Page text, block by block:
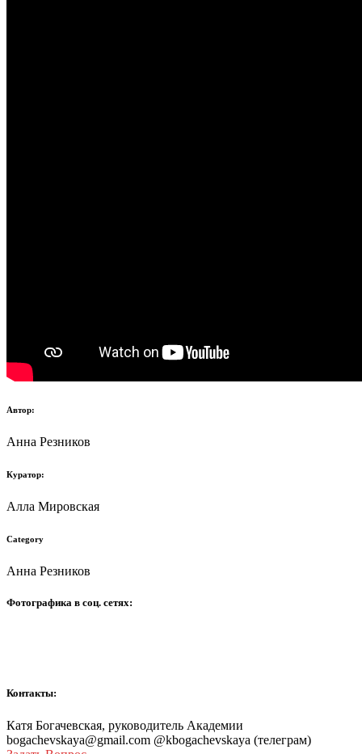
Автор:
Анна Резников
Куратор:
Алла Мировская
Category
Анна Резников
Фотографика в соц. сетях:
Контакты:
Катя Богачевская, руководитель Академии
bogachevskaya@gmail.com @kbogachevskaya (телеграм)